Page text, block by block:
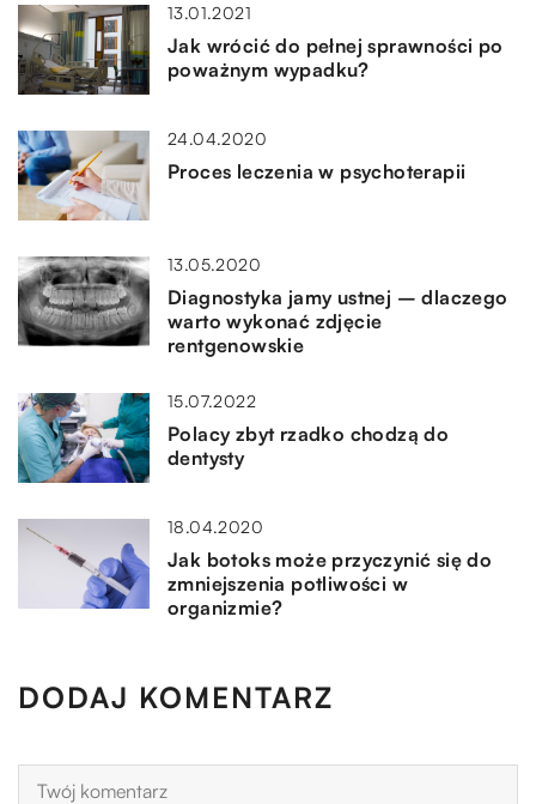
13.01.2021
Jak wrócić do pełnej sprawności po
poważnym wypadku?
24.04.2020
Proces leczenia w psychoterapii
13.05.2020
Diagnostyka jamy ustnej – dlaczego
warto wykonać zdjęcie
rentgenowskie
15.07.2022
Polacy zbyt rzadko chodzą do
dentysty
18.04.2020
Jak botoks może przyczynić się do
zmniejszenia potliwości w
organizmie?
DODAJ KOMENTARZ